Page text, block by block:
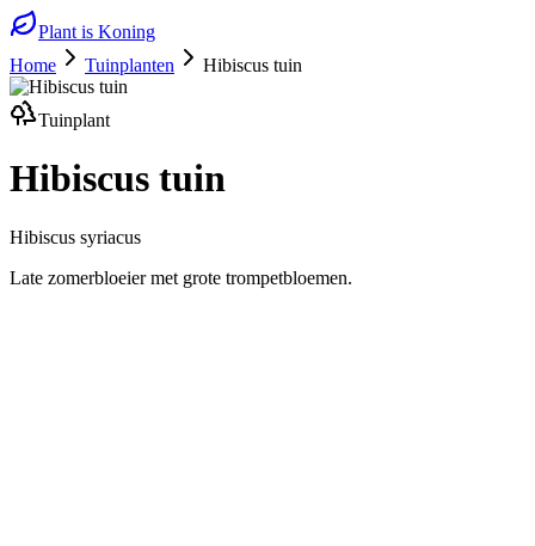
Plant is Koning
Home
Tuinplanten Hibiscus tuin
Tuinplant
Hibiscus tuin
Hibiscus syriacus
Late zomerbloeier met grote trompetbloemen.